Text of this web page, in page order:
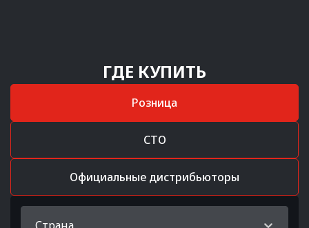
ГДЕ КУПИТЬ
Розница
СТО
Официальные дистрибьюторы